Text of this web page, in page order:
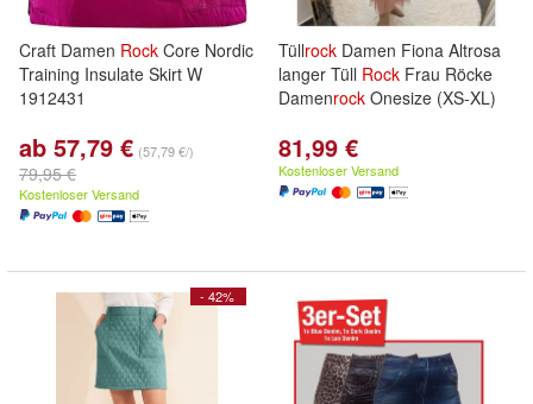
Craft Damen Rock Core Nordic
Training Insulate Skirt W
1912431
ab 57,79 € (57,79 €/)
79,95 €
Kostenloser Versand
Tüllrock Damen Fiona Altrosa
langer Tüll Rock Frau Röcke
Damenrock Onesize (XS-XL)
81,99 €
Kostenloser Versand
- 42%